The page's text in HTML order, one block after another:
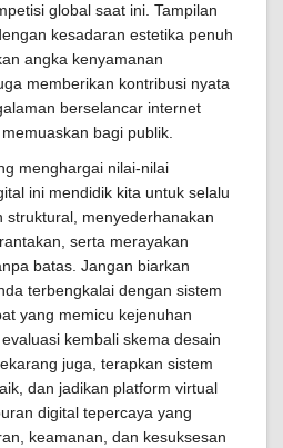
global saat ini. Tampilan
kesadaran estetika penuh
angka kenyamanan
memberikan kontribusi nyata
berselancar internet
bagi publik.
menghargai nilai-nilai
ini mendidik kita untuk selalu
struktural, menyederhanakan
serta merayakan
batas. Jangan biarkan
terbengkalai dengan sistem
yang memicu kejenuhan
kembali skema desain
juga, terapkan sistem
dan jadikan platform virtual
digital tepercaya yang
keamanan, dan kesuksesan